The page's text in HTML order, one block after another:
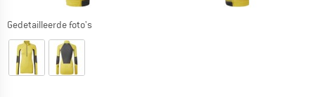
Gedetailleerde foto's